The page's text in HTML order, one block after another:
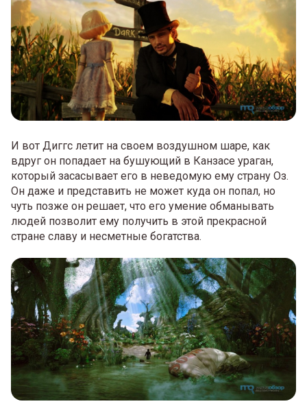
И вот Диггс летит на своем воздушном шаре, как
вдруг он попадает на бушующий в Канзасе ураган,
который засасывает его в неведомую ему страну Оз.
Он даже и представить не может куда он попал, но
чуть позже он решает, что его умение обманывать
людей позволит ему получить в этой прекрасной
стране славу и несметные богатства.